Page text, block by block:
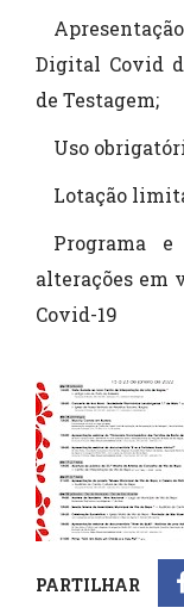
Digital Covid
de Testagem;
Uso
Lotação
Programa
alterações em
Covid-19
PARTILHAR